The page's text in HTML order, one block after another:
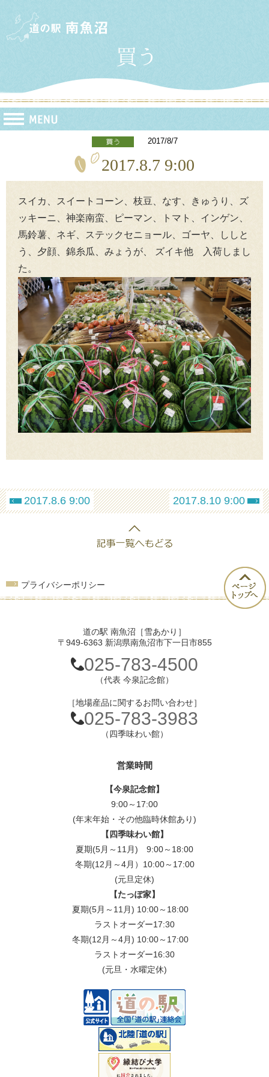
2017/8/7
2017.8.7 9:00
スイカ、スイートコーン、枝豆、なす、きゅうり、ズ
ッキーニ、神楽南蛮、ピーマン、トマト、インゲン、
馬鈴薯、ネギ、ステックセニョール、ゴーヤ、ししと
う、夕顔、錦糸瓜、みょうが、 ズイキ他 入荷しまし
た。
2017.8.6 9:00 2017.8.10 9:00
プライバシーポリシー
道の駅 南魚沼［雪あかり］
〒949-6363 新潟県南魚沼市下一日市855
025-783-4500
（代表 今泉記念館）
［地場産品に関するお問い合わせ］
025-783-3983
（四季味わい館）
営業時間
【今泉記念館】
9:00～17:00
(年末年始・その他臨時休館あり)
【四季味わい館】
夏期(5月～11月) 9:00～18:00
冬期(12月～4月）10:00～17:00
(元旦定休)
【たっぽ家】
夏期(5月～11月) 10:00～18:00
ラストオーダー17:30
冬期(12月～4月) 10:00～17:00
ラストオーダー16:30
(元旦・水曜定休)